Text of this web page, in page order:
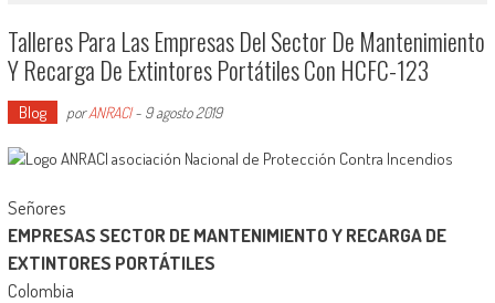
Talleres Para Las Empresas Del Sector De Mantenimiento
Y Recarga De Extintores Portátiles Con HCFC-123
Blog porANRACI- 9 agosto 2019
Señores
EMPRESAS SECTOR DE MANTENIMIENTO Y RECARGA DE
EXTINTORES PORTÁTILES
Colombia